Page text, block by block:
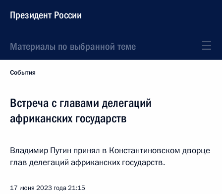
Президент России
Материалы по выбранной теме
События
Встреча с главами делегаций
африканских государств
Владимир Путин принял в Константиновском дворце
глав делегаций африканских государств.
17 июня 2023 года21:15